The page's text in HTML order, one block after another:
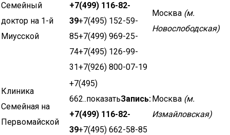
Семейный
доктор на 1-й
Миусской
+7(499) 116-82-
39+7(495) 152-59-
85+7(499) 969-25-
74+7(495) 126-99-
31+7(926) 800-07-19
Москва (м.
Новослободская)
Клиника
Семейная на
Первомайской
+7(495)
662..показатьЗапись:
+7(499) 116-82-
39+7(495) 662-58-85
Москва (м.
Измайловская)